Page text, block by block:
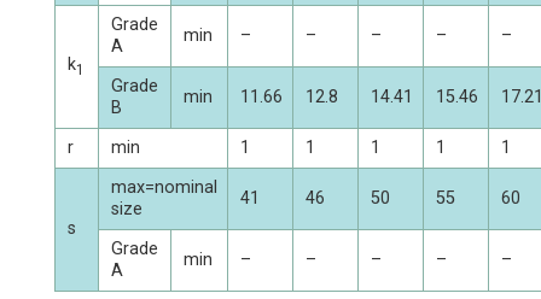
k1
Grade
A
min – – – – –
Grade
B
min 11.66 12.8 14.41 15.46
r min 1 1 1 1 1
s
max=nominal
size
41 46 50 55 60
Grade
A
min – – – – –